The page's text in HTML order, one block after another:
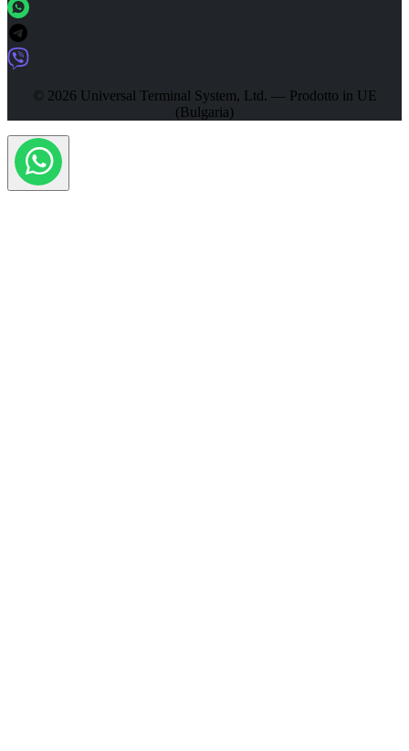
© 2026 Universal Terminal System, Ltd. — Prodotto in UE
(Bulgaria)